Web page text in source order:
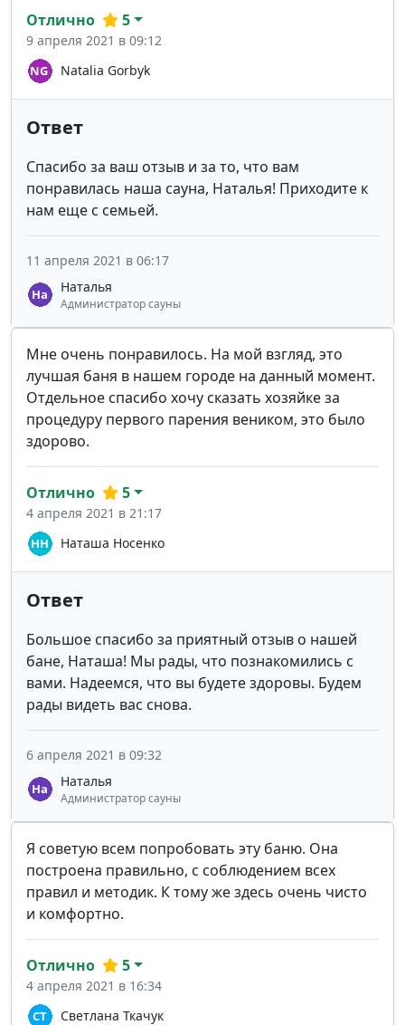
Natalia Gorbyk
Отлично 5
9 апреля 2021 в 09:12
Ответ
Спасибо за ваш отзыв и за то, что вам
понравилась наша сауна, Наталья! Приходите к
нам еще с семьей.
Наталья
Администратор сауны
11 апреля 2021 в 06:17
Мне очень понравилось. На мой взгляд, это
лучшая баня в нашем городе на данный момент.
Отдельное спасибо хочу сказать хозяйке за
процедуру первого парения веником, это было
здорово.
Наташа Носенко
Отлично 5
4 апреля 2021 в 21:17
Ответ
Большое спасибо за приятный отзыв о нашей
бане, Наташа! Мы рады, что познакомились с
вами. Надеемся, что вы будете здоровы. Будем
рады видеть вас снова.
Наталья
Администратор сауны
6 апреля 2021 в 09:32
Я советую всем попробовать эту баню. Она
построена правильно, с соблюдением всех
правил и методик. К тому же здесь очень чисто
и комфортно.
Светлана Ткачук
Отлично 5
4 апреля 2021 в 16:34